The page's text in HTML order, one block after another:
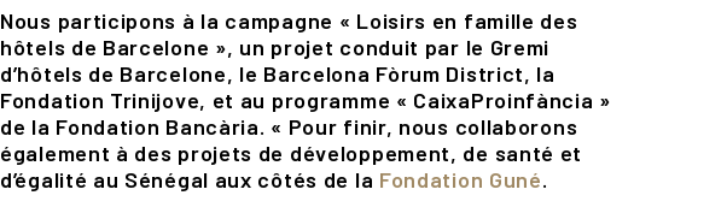
Nous participons à la campagne « Loisirs en famille des
hôtels de Barcelone », un projet conduit par le Gremi
d’hôtels de Barcelone, le Barcelona Fòrum District, la
Fondation Trinijove, et au programme « CaixaProinfància »
de la Fondation Bancària. « Pour finir, nous collaborons
également à des projets de développement, de santé et
d’égalité au Sénégal aux côtés de la Fondation Guné.